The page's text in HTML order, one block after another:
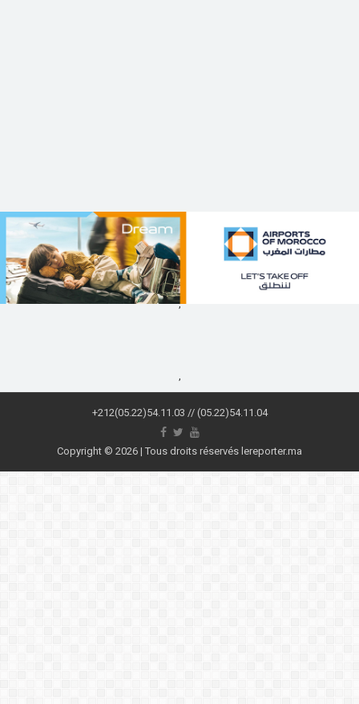
,
,
+212(05.22)54.11.03 // (05.22)54.11.04
Copyright © 2026 | Tous droits réservés lereporter.ma